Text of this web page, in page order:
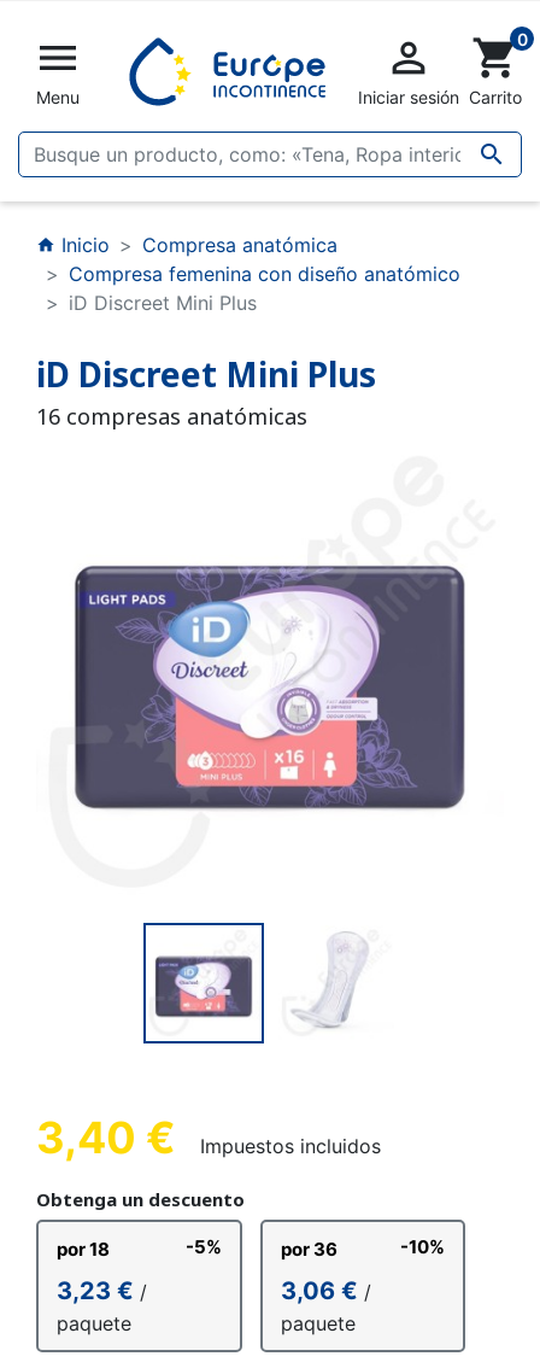

Menu


Iniciar sesión
shopping_cart0
Carrito
home Inicio
Compresa anatómica
Compresa femenina con diseño anatómico
iD Discreet Mini Plus
iD Discreet Mini Plus
16 compresas anatómicas
3,40 € Impuestos incluidos
Obtenga un descuento
por 18 -5%
3,23 € /
paquete
por 36 -10%
3,06 € /
paquete